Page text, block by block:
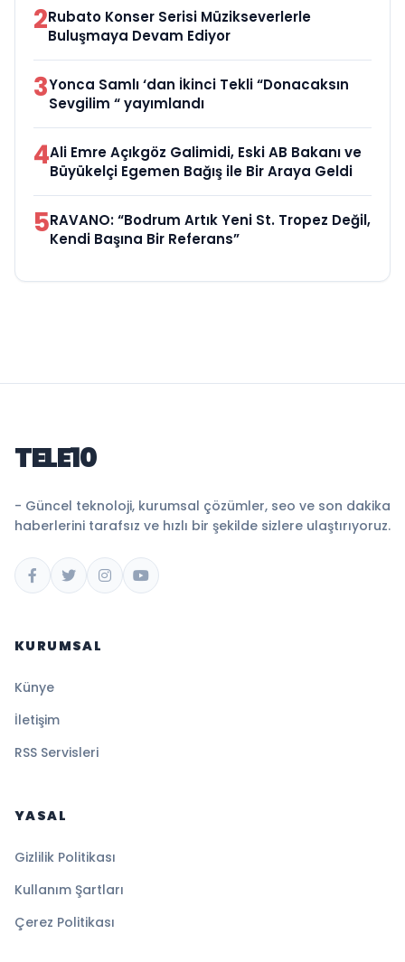
2Rubato Konser Serisi Müzikseverlerle
Buluşmaya Devam Ediyor
3Yonca Samlı ‘dan İkinci Tekli “Donacaksın
Sevgilim “ yayımlandı
4Ali Emre Açıkgöz Galimidi, Eski AB Bakanı ve
Büyükelçi Egemen Bağış ile Bir Araya Geldi
5RAVANO: “Bodrum Artık Yeni St. Tropez Değil,
Kendi Başına Bir Referans”
TELE10
- Güncel teknoloji, kurumsal çözümler, seo ve son dakika
haberlerini tarafsız ve hızlı bir şekilde sizlere ulaştırıyoruz.
KURUMSAL
Künye
İletişim
RSS Servisleri
YASAL
Gizlilik Politikası
Kullanım Şartları
Çerez Politikası